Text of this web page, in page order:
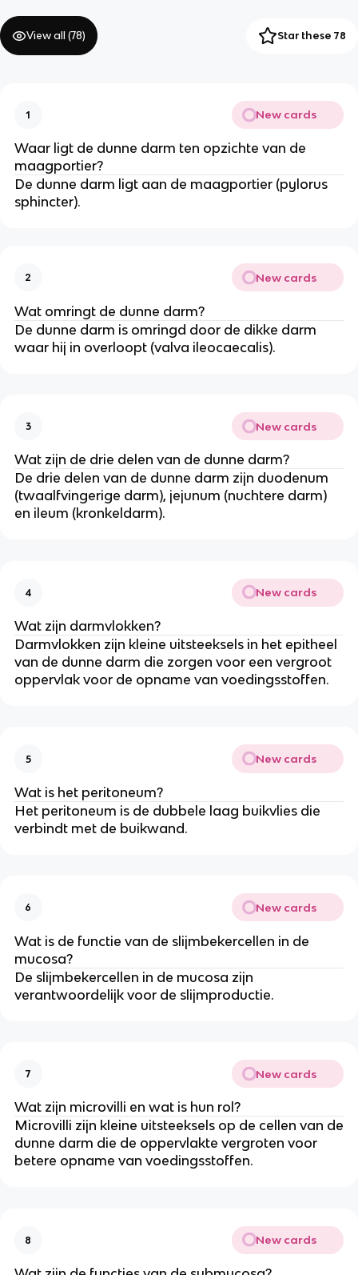
View all (78) Star these 78
1 New cards
Waar ligt de dunne darm ten opzichte van de
maagportier?
De dunne darm ligt aan de maagportier (pylorus
sphincter).
2 New cards
Wat omringt de dunne darm?
De dunne darm is omringd door de dikke darm
waar hij in overloopt (valva ileocaecalis).
3 New cards
Wat zijn de drie delen van de dunne darm?
De drie delen van de dunne darm zijn duodenum
(twaalfvingerige darm), jejunum (nuchtere darm)
en ileum (kronkeldarm).
4 New cards
Wat zijn darmvlokken?
Darmvlokken zijn kleine uitsteeksels in het epitheel
van de dunne darm die zorgen voor een vergroot
oppervlak voor de opname van voedingsstoffen.
5 New cards
Wat is het peritoneum?
Het peritoneum is de dubbele laag buikvlies die
verbindt met de buikwand.
6 New cards
Wat is de functie van de slijmbekercellen in de
mucosa?
De slijmbekercellen in de mucosa zijn
verantwoordelijk voor de slijmproductie.
7 New cards
Wat zijn microvilli en wat is hun rol?
Microvilli zijn kleine uitsteeksels op de cellen van de
dunne darm die de oppervlakte vergroten voor
betere opname van voedingsstoffen.
8 New cards